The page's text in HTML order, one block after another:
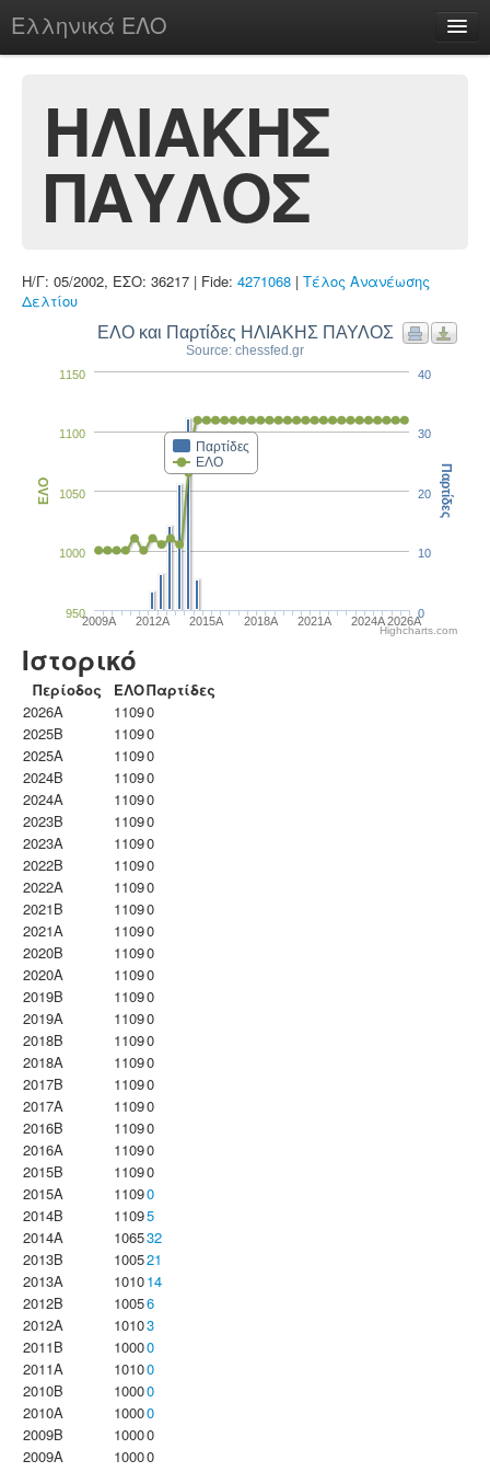
Ελληνικά ΕΛΟ
chesstu.be @ discord
Login
ΗΛΙΑΚΗΣ
ΠΑΥΛΟΣ
Η/Γ: 05/2002, ΕΣΟ: 36217 | Fide: 4271068 | Τέλος Ανανέωσης
Δελτίου
ΕΛΟ και Παρτίδες ΗΛΙΑΚΗΣ ΠΑΥΛΟΣ
Source: chessfed.gr
Παρτίδες
ΕΛΟ
2009A 2012A 2015A 2018A 2021A 2024A2026A
1000
1050
1100
950
1150
ΕΛΟ
0
10
20
30
40
Παρτίδες
Highcharts.com
Ιστορικό
Περίοδος ΕΛΟΠαρτίδες
2026A
11090
2025B
11090
2025A
11090
2024B
11090
2024A
11090
2023B
11090
2023Α
11090
2022B
11090
2022A
11090
2021B
11090
2021A
11090
2020B
11090
2020A
11090
2019B
11090
2019A
11090
2018B
11090
2018A
11090
2017B
11090
2017A
11090
2016B
11090
2016A
11090
2015B
11090
2015A
11090
2014B
11095
2014A
106532
2013B
100521
2013A
101014
2012B
10056
2012A
10103
2011B
10000
2011A
10100
2010B
10000
2010A
10000
2009B
10000
2009A
10000